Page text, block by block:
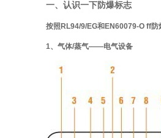
一、认识一下防爆标志
按照RL94/9/EG和EN60079-O ff防
1、气体/蒸气——电气设备